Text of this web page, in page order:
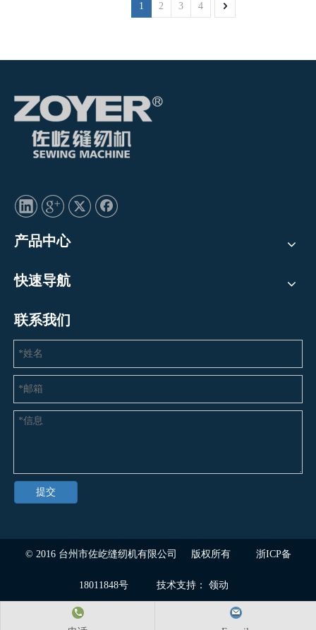
1 2 3 4
产品中心
快速导航
联系我们
提交
© 2016 台州市佐屹缝纫机有限公司 版权所有 浙ICP备
18011848号 技术支持： 领动